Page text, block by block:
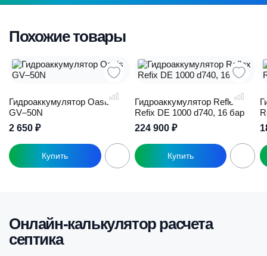
Похожие товары
Гидроаккумулятор Oasis
GV–50N
2 650 ₽
Гидроаккумулятор Reflex
Refix DE 1000 d740, 16 бар
224 900 ₽
Онлайн-калькулятор расчета
септика